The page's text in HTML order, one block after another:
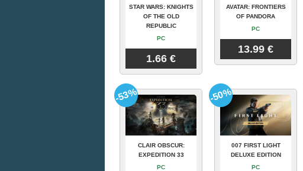
STAR WARS: KNIGHTS
OF THE OLD
REPUBLIC
PC
1.66 €
AVATAR: FRONTIERS
OF PANDORA
PC
13.99 €
CLAIR OBSCUR:
EXPEDITION 33
PC
-53%
007 FIRST LIGHT
DELUXE EDITION
PC
-50%